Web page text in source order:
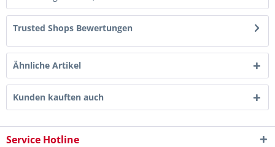
Trusted Shops Bewertungen
Ähnliche Artikel
Kunden kauften auch
Service Hotline